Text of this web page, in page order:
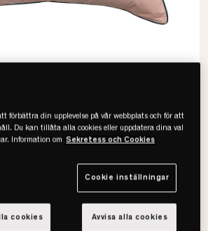
förbättra din upplevelse på vår webbplats och för att
Du kan tillåta alla cookies eller uppdatera dina val
Information om Sekretess och Cookies
Cookie inställningar
Avvisa alla cookies
cookies